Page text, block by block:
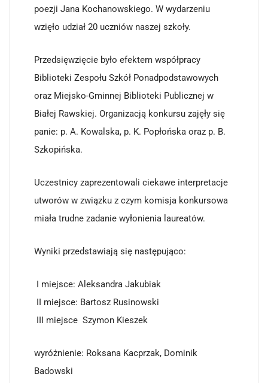
poezji Jana Kochanowskiego. W wydarzeniu
wzięło udział 20 uczniów naszej szkoły.
Przedsięwzięcie było efektem współpracy
Biblioteki Zespołu Szkół Ponadpodstawowych
oraz Miejsko-Gminnej Biblioteki Publicznej w
Białej Rawskiej. Organizacją konkursu zajęły się
panie: p. A. Kowalska, p. K. Popłońska oraz p. B.
Szkopińska.
Uczestnicy zaprezentowali ciekawe interpretacje
utworów w związku z czym komisja konkursowa
miała trudne zadanie wyłonienia laureatów.
Wyniki przedstawiają się następująco:
I miejsce: Aleksandra Jakubiak
II miejsce: Bartosz Rusinowski
III miejsce Szymon Kieszek
wyróżnienie: Roksana Kacprzak, Dominik
Badowski